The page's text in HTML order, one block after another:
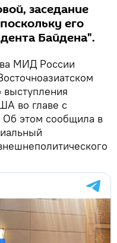
заседание
его
Байдена".
МИД России
во главе с
этом сообщила в